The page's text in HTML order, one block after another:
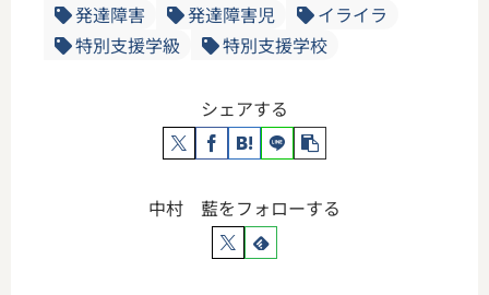
発達障害
発達障害児
イライラ
特別支援学級
特別支援学校
シェアする
中村 藍をフォローする